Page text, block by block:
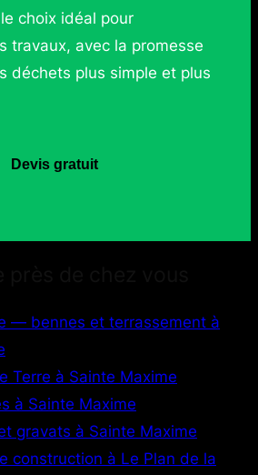
choix idéal pour
travaux, avec la promesse
déchets plus simple et plus
Devis gratuit
— bennes et terrassement à
Terre à Sainte Maxime
à Sainte Maxime
gravats à Sainte Maxime
construction à Le Plan de la